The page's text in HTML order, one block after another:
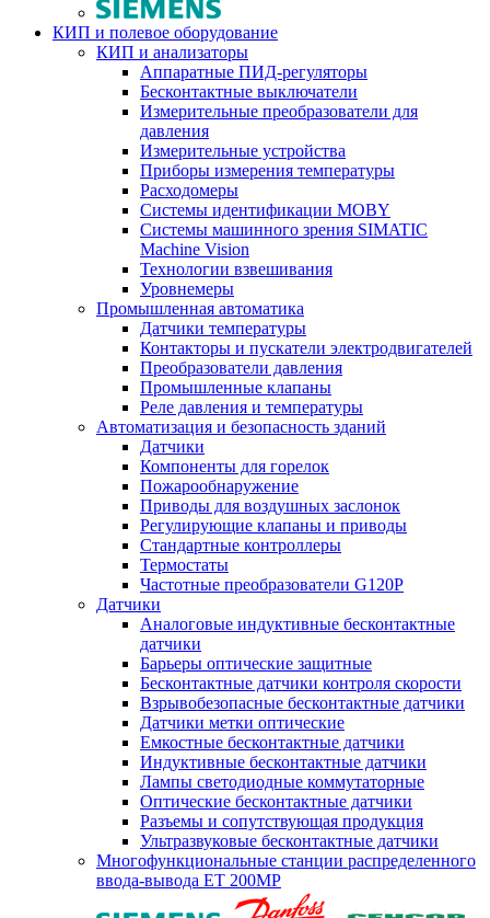
КИП и полевое оборудование
КИП и анализаторы
Аппаратные ПИД-регуляторы
Бесконтактные выключатели
Измерительные преобразователи для
давления
Измерительные устройства
Приборы измерения температуры
Расходомеры
Системы идентификации MOBY
Системы машинного зрения SIMATIC
Machine Vision
Технологии взвешивания
Уровнемеры
Промышленная автоматика
Датчики температуры
Контакторы и пускатели электродвигателей
Преобразователи давления
Промышленные клапаны
Реле давления и температуры
Автоматизация и безопасность зданий
Датчики
Компоненты для горелок
Пожарообнаружение
Приводы для воздушных заслонок
Регулирующие клапаны и приводы
Стандартные контроллеры
Термостаты
Частотные преобразователи G120P
Датчики
Аналоговые индуктивные бесконтактные
датчики
Барьеры оптические защитные
Бесконтактные датчики контроля скорости
Взрывобезопасные бесконтактные датчики
Датчики метки оптические
Емкостные бесконтактные датчики
Индуктивные бесконтактные датчики
Лампы светодиодные коммутаторные
Оптические бесконтактные датчики
Разъемы и сопутствующая продукция
Ультразвуковые бесконтактные датчики
Многофункциональные станции распределенного
ввода-вывода ET 200MP